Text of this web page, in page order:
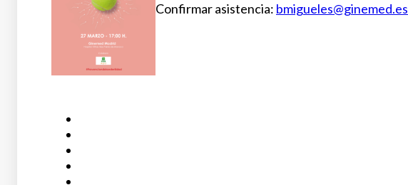
Confirmar asistencia: bmigueles@ginemed.es